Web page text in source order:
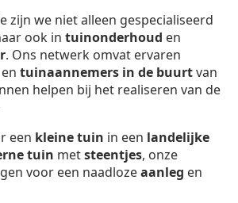
zijn we niet alleen gespecialiseerd
ook in tuinonderhoud en
. Ons netwerk omvat ervaren
en tuinaannemers in de buurtvan
helpen bij het realiseren van de
een kleine tuin in een landelijke
tuin metsteentjes, onze
voor een naadlozeaanleg en